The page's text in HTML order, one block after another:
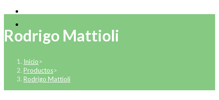
Rodrigo Mattioli
Inicio>
Productos>
Rodrigo Mattioli